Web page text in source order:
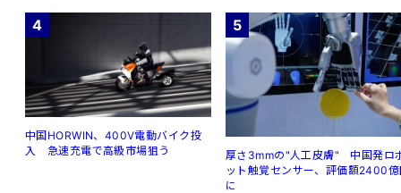
4
中国HORWIN、400V電動バイク投
入 急速充電で高級市場狙う
5
厚さ3mmの"人工皮膚" 中国発ロ
ット触覚センサー、評価額2400
に